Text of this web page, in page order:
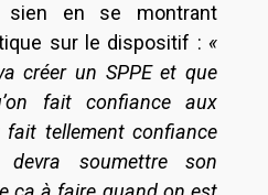
en se montrant
sur le dispositif : «
créer un SPPE et que
fait confiance aux
fait tellement confiance
soumettre son